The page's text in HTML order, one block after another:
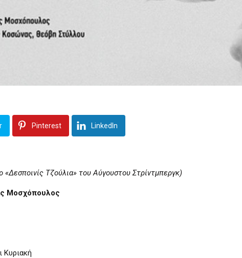
Pinterest LinkedIn
«Δεσποινίς Τζούλια» του Αύγουστου Στρίντμπεργκ)
Μοσχόπουλος
Κυριακή